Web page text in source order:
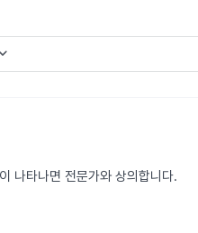
나타나면 전문가와 상의합니다.